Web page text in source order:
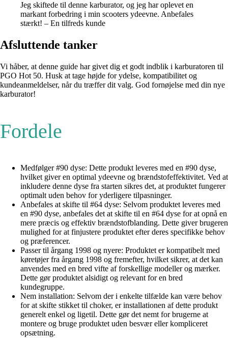
Jeg skiftede til denne karburator, og jeg har oplevet en
markant forbedring i min scooters ydeevne. Anbefales
stærkt! – En tilfreds kunde
Afsluttende tanker
Vi håber, at denne guide har givet dig et godt indblik i karburatoren til
PGO Hot 50. Husk at tage højde for ydelse, kompatibilitet og
kundeanmeldelser, når du træffer dit valg. God fornøjelse med din nye
karburator!
Fordele
Medfølger #90 dyse: Dette produkt leveres med en #90 dyse,
hvilket giver en optimal ydeevne og brændstofeffektivitet. Ved at
inkludere denne dyse fra starten sikres det, at produktet fungerer
optimalt uden behov for yderligere tilpasninger.
Anbefales at skifte til #64 dyse: Selvom produktet leveres med
en #90 dyse, anbefales det at skifte til en #64 dyse for at opnå en
mere præcis og effektiv brændstofblanding. Dette giver brugeren
mulighed for at finjustere produktet efter deres specifikke behov
og præferencer.
Passer til årgang 1998 og nyere: Produktet er kompatibelt med
køretøjer fra årgang 1998 og fremefter, hvilket sikrer, at det kan
anvendes med en bred vifte af forskellige modeller og mærker.
Dette gør produktet alsidigt og relevant for en bred
kundegruppe.
Nem installation: Selvom der i enkelte tilfælde kan være behov
for at skifte stikket til choker, er installationen af dette produkt
generelt enkel og ligetil. Dette gør det nemt for brugerne at
montere og bruge produktet uden besvær eller kompliceret
opsætning.